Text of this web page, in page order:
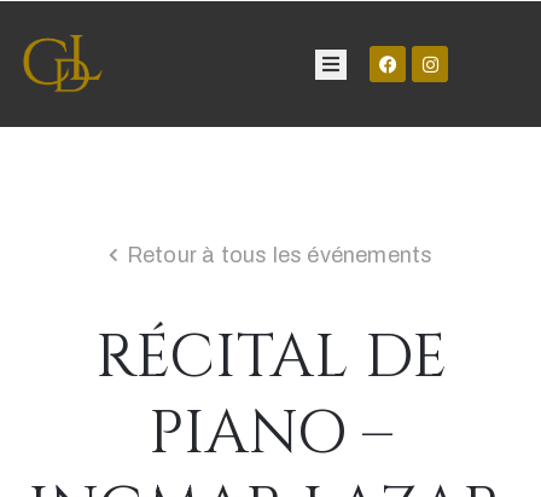
Manifestations
Contact
Retour à tous les événements
RÉCITAL DE
PIANO –